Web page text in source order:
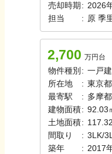
売却時期 : 2026
担当
: 原 季
2,700 万円台
物件種別 : 一戸
所在地
: 東京
最寄駅
: 多摩
建物面積: 92.03
土地面積:
間取り
: 3LK/
築年
: 2017